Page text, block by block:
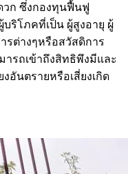
ก ซึ่งกองทุนฟื้นฟู
ริโภคที่เป็น ผู้สูงอายุ ผู้
รต่างๆหรือสวัสดิการ
ารถเข้าถึงสิทธิพึงมีและ
อันตรายหรือเสี่ยงเกิด